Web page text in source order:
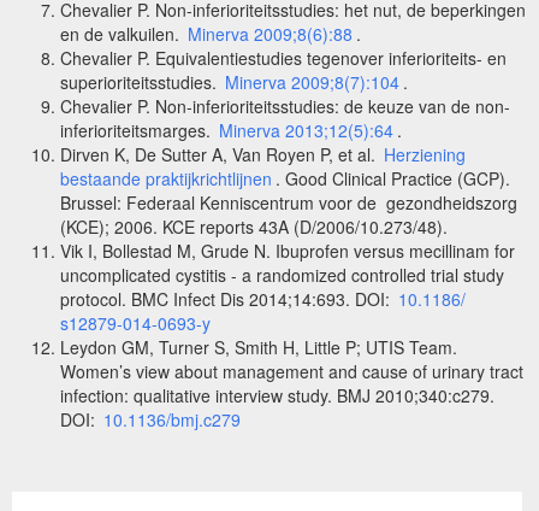
Chevalier P. Non-inferioriteitsstudies: het nut, de beperkingen
en de valkuilen. Minerva 2009;8(6):88 .
Chevalier P. Equivalentiestudies tegenover inferioriteits- en
superioriteitsstudies. Minerva 2009;8(7):104 .
Chevalier P. Non-inferioriteitsstudies: de keuze van de non-
inferioriteitsmarges. Minerva 2013;12(5):64 .
Dirven K, De Sutter A, Van Royen P, et al. Herziening
bestaande praktijkrichtlijnen . Good Clinical Practice (GCP).
Brussel: Federaal Kenniscentrum voor de gezondheidszorg
(KCE); 2006. KCE reports 43A (D/2006/10.273/48).
Vik I, Bollestad M, Grude N. Ibuprofen versus mecillinam for
uncomplicated cystitis - a randomized controlled trial study
protocol. BMC Infect Dis 2014;14:693. DOI: 10.1186/
s12879-014-0693-y
Leydon GM, Turner S, Smith H, Little P; UTIS Team.
Women’s view about management and cause of urinary tract
infection: qualitative interview study. BMJ 2010;340:c279.
DOI: 10.1136/bmj.c279